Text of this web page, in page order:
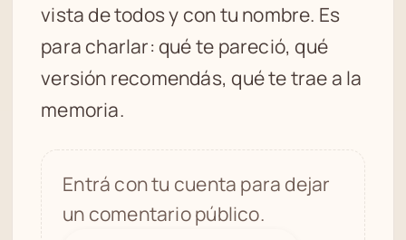
vista de todos y con tu nombre. Es
para charlar: qué te pareció, qué
versión recomendás, qué te trae a la
memoria.
Entrá con tu cuenta para dejar
un comentario público.